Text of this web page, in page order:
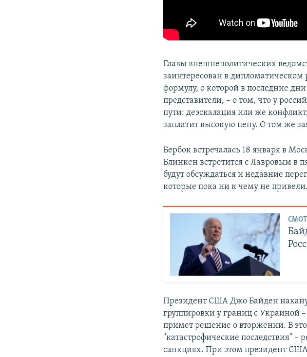
Главы внешнеполитических
заинтересован в
формулу, о которой в последние
представители, – о том, что у
пути: деэскалация или же
заплатит высокую цену. О том же
Бербок встречалась 18 января в
Блинкен встретится с Лавровым в
будут обсуждаться и недавние
которые пока ни к чему не привели.
Президент США Джо Байден
группировки у границ с Украиной
примет решение о вторжении. В
"катастрофические последствия" –
санкциях. При этом президент